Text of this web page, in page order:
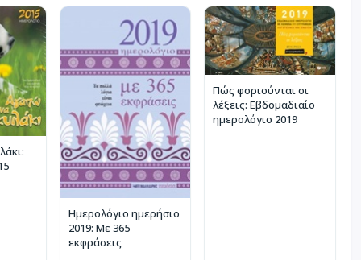
Ημερολόγιο ημερήσιο
2019: Με 365
εκφράσεις
Πώς φοριούνται οι
λέξεις: Εβδομαδιαίο
ημερολόγιο 2019